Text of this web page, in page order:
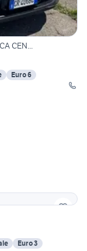
CEN...
Euro 6
Euro 3